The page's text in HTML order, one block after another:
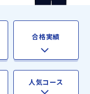
合格実績
人気コース